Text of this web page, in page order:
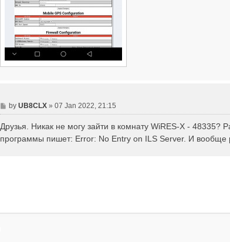
P
o
s
t
byUB8CLX »07 Jan 2022, 21:15
Друзья. Никак не могу зайти в комнату WiRES-X - 48335?
программы пишет: Error: No Entry on ILS Server. И вообще